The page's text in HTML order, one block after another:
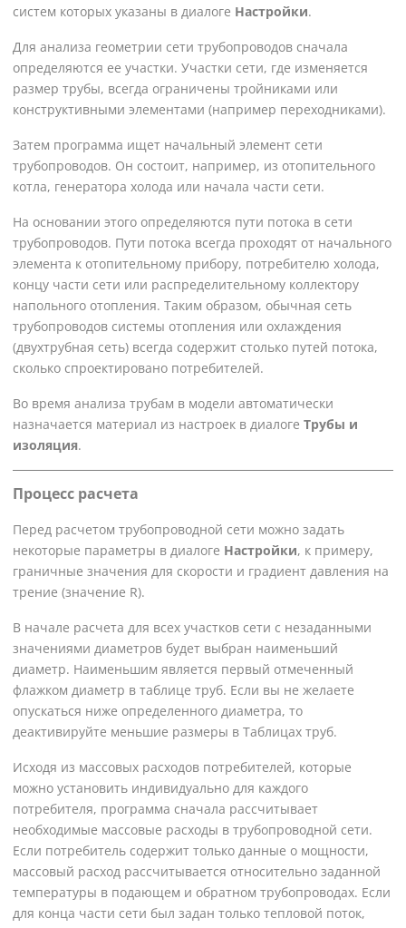
систем которых указаны в диалоге Настройки.
Для анализа геометрии сети трубопроводов сначала
определяются ее участки. Участки сети, где изменяется
размер трубы, всегда ограничены тройниками или
конструктивными элементами (например переходниками).
Затем программа ищет начальный элемент сети
трубопроводов. Он состоит, например, из отопительного
котла, генератора холода или начала части сети.
На основании этого определяются пути потока в сети
трубопроводов. Пути потока всегда проходят от начального
элемента к отопительному прибору, потребителю холода,
концу части сети или распределительному коллектору
напольного отопления. Таким образом, обычная сеть
трубопроводов системы отопления или охлаждения
(двухтрубная сеть) всегда содержит столько путей потока,
сколько спроектировано потребителей.
Во время анализа трубам в модели автоматически
назначается материал из настроек в диалоге Трубы и
изоляция.
Процесс расчета
Перед расчетом трубопроводной сети можно задать
некоторые параметры в диалоге Настройки, к примеру,
граничные значения для скорости и градиент давления на
трение (значение R).
В начале расчета для всех участков сети с незаданными
значениями диаметров будет выбран наименьший
диаметр. Наименьшим является первый отмеченный
флажком диаметр в таблице труб. Если вы не желаете
опускаться ниже определенного диаметра, то
деактивируйте меньшие размеры в Таблицах труб.
Исходя из массовых расходов потребителей, которые
можно установить индивидуально для каждого
потребителя, программа сначала рассчитывает
необходимые массовые расходы в трубопроводной сети.
Если потребитель содержит только данные о мощности,
массовый расход рассчитывается относительно заданной
температуры в подающем и обратном трубопроводах. Если
для конца части сети был задан только тепловой поток,